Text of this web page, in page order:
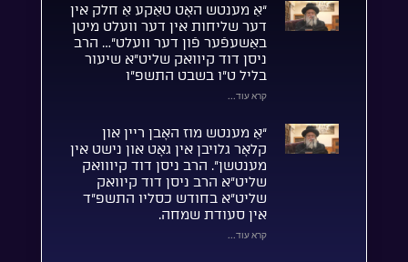
“אַ מענטש האָט טאַקע אַ חלק אין
דער שליחות אין דער וועלט מיטן
באַשעפֿער פֿון דער וועלט”… הרב
ניסן דוד קיוואק שליט”א שיעור
בליל ט”ו בשבט התשפ”ו
קרא עוד...
“אַ מענטש מוז האָבן ריין און
קלאָר גלויבן אין גאָט און נישט אין
מענטשן”. הרב ניסן דוד קיווואק
שליט”א הרב ניסן דוד קיוואק
שליט”א בחודש כסליו התשפ”ד
אין סעודת שמחה.
קרא עוד...